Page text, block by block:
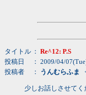
タイトル ： Re^12: P.S
投稿日
： 2009/04/
投稿者
： うんむらふま
少しお話しさせてく